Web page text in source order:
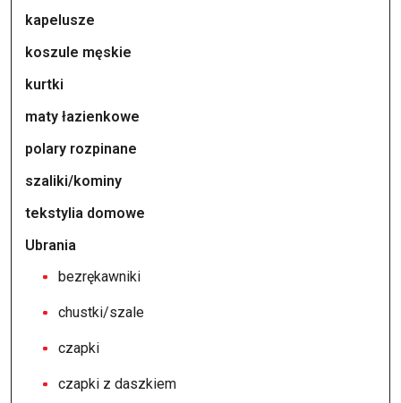
kapelusze
koszule męskie
kurtki
maty łazienkowe
polary rozpinane
szaliki/kominy
tekstylia domowe
Ubrania
bezrękawniki
chustki/szale
czapki
czapki z daszkiem